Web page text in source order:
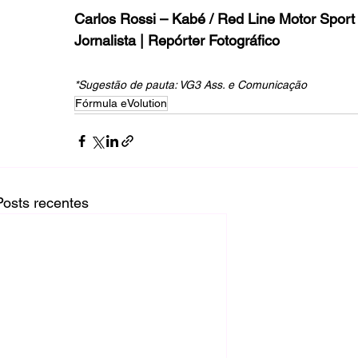
Carlos Rossi – Kabé / Red Line Motor Sport
Jornalista | Repórter Fotográfico
*Sugestão de pauta: VG3 Ass. e Comunicação
Fórmula eVolution
recentes